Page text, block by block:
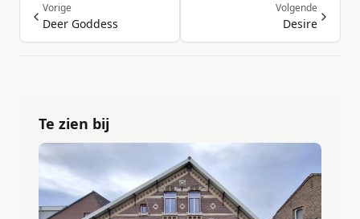
Vorige
Deer Goddess
Volgende
Desire
Te zien bij